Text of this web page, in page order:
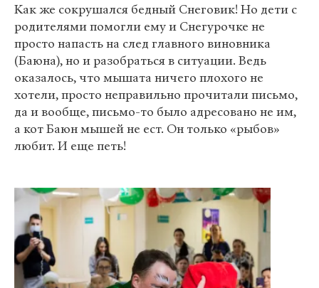
Как же сокрушался бедный Снеговик! Но дети с
родителями помогли ему и Снегурочке не
просто напасть на след главного виновника
(Баюна), но и разобраться в ситуации. Ведь
оказалось, что мышата ничего плохого не
хотели, просто неправильно прочитали письмо,
да и вообще, письмо-то было адресовано не им,
а кот Баюн мышей не ест. Он только «рыбов»
любит. И еще петь!